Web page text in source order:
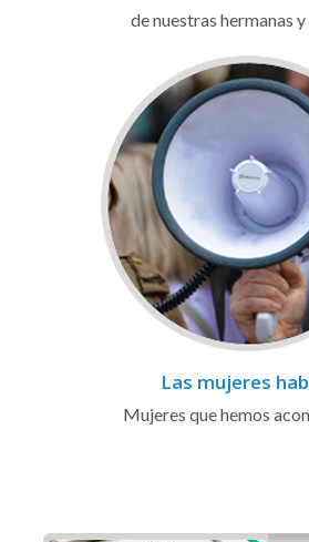
de nuestras hermanas
Las mujeres
Mujeres que hemos